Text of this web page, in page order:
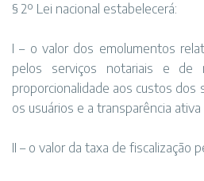
§ 2º Lei nacional estabelecerá:
I – o valor dos emolumentos
pelos serviços notariais e de
proporcionalidade aos custos dos
os usuários e a transparência
II – o valor da taxa de fiscalização